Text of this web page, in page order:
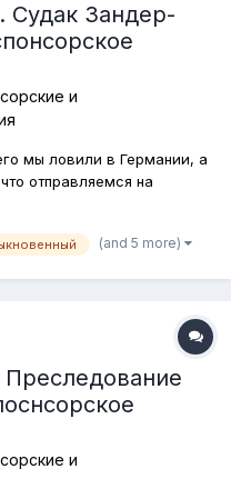
Судак Зандер-
и
мы ловили в Германии, а
отправляемся на
условиях, на
буде мловить эту
(and 5 more)
Преследование
и